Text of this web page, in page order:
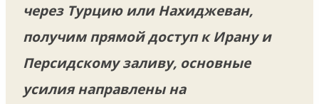
через Турцию или Нахиджеван,
получим прямой доступ к Ирану и
Персидскому заливу, основные
усилия направлены на